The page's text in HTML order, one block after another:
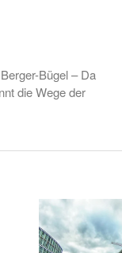
Bügel – Da
die Wege der